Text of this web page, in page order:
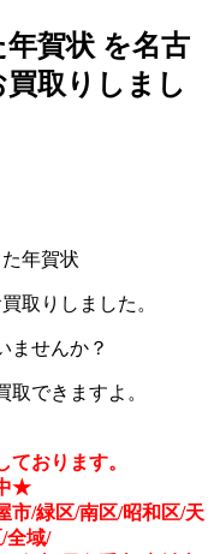
賀状 を名古
取りしまし
年賀状
取りしました。
ませんか？
できますよ。
おります。
★
市/緑区/南区/昭和区/天
全域/